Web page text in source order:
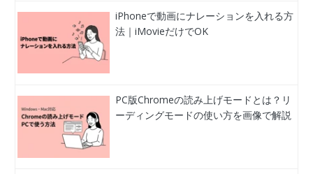
iPhoneで動画にナレーションを入れる方
法｜iMovieだけでOK
PC版Chromeの読み上げモードとは？リ
ーディングモードの使い方を画像で解説